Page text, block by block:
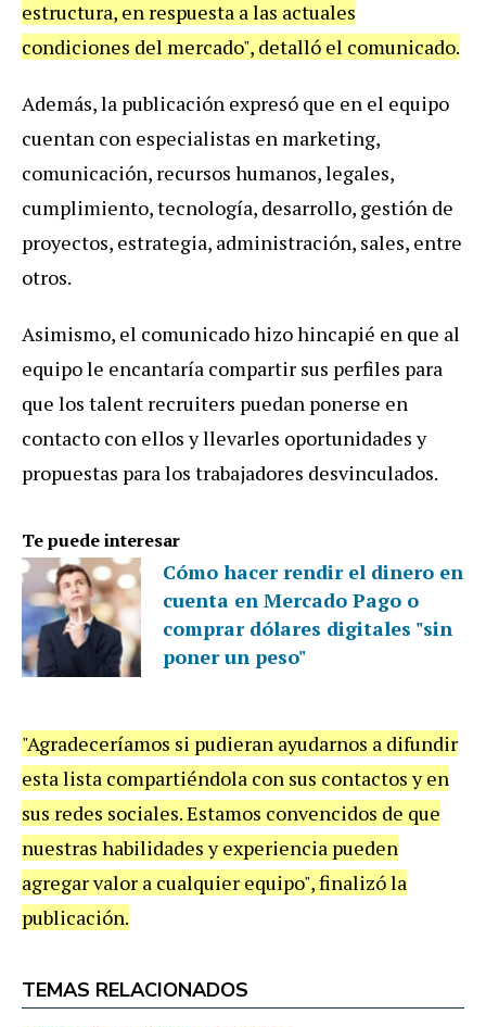
estructura, en respuesta a las actuales
condiciones del mercado", detalló el comunicado.
Además, la publicación expresó que en el equipo
cuentan con especialistas en marketing,
comunicación, recursos humanos, legales,
cumplimiento, tecnología, desarrollo, gestión de
proyectos, estrategia, administración, sales, entre
otros.
Asimismo, el comunicado hizo hincapié en que al
equipo le encantaría compartir sus perfiles para
que los talent recruiters puedan ponerse en
contacto con ellos y llevarles oportunidades y
propuestas para los trabajadores desvinculados.
Te puede interesar
Cómo hacer rendir el dinero en
cuenta en Mercado Pago o
comprar dólares digitales "sin
poner un peso"
"Agradeceríamos si pudieran ayudarnos a difundir
esta lista compartiéndola con sus contactos y en
sus redes sociales. Estamos convencidos de que
nuestras habilidades y experiencia pueden
agregar valor a cualquier equipo", finalizó la
publicación.
TEMAS RELACIONADOS